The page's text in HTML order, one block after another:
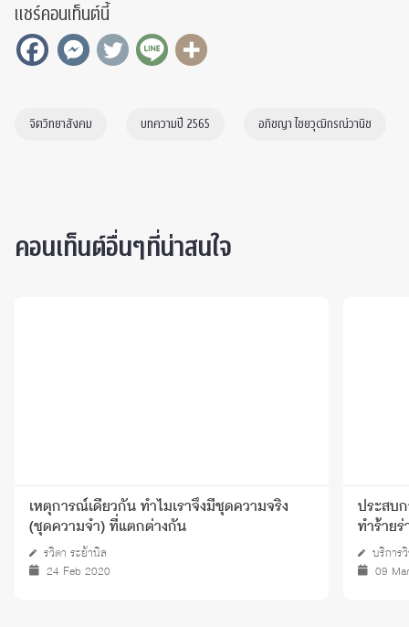
แชร์คอนเท็นต์นี้
จิตวิทยาสังคม บทความปี 2565 อภิชญา ไชยวุฒิกรณ์วานิช
คอนเท็นต์อื่นๆที่น่าสนใจ
เหตุการณ์เดียวกัน ทำไมเราจึงมีชุดความจริง
(ชุดความจำ) ที่แตกต่างกัน
รวิตา ระย้านิล
24 Feb 2020
ประสบ
ทำร้ายร่
บริการ
09